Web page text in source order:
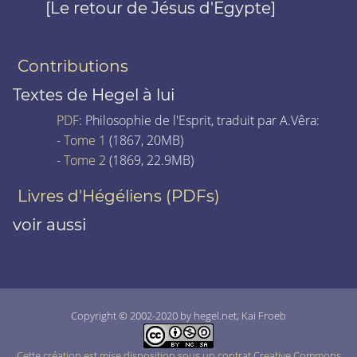
[Le retour de Jésus d'Egypte]
Contributions
Textes de Hegel à lui
PDF: Philosophie de l'Esprit, traduit par A.Vêra:
-Tome 1 (1867, 20MB)
-Tome 2 (1869, 22.9MB)
Livres d'Hégéliens (PDFs)
voir aussi
Copyright © 2002-2020 by hegel.net, Kai Froeb